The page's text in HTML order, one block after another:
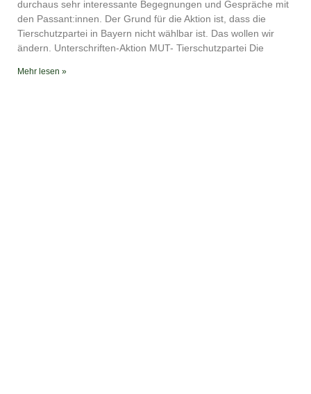
durchaus sehr interessante Begegnungen und Gespräche mit
den Passant:innen. Der Grund für die Aktion ist, dass die
Tierschutzpartei in Bayern nicht wählbar ist. Das wollen wir
ändern. Unterschriften-Aktion MUT- Tierschutzpartei Die
Mehr lesen »